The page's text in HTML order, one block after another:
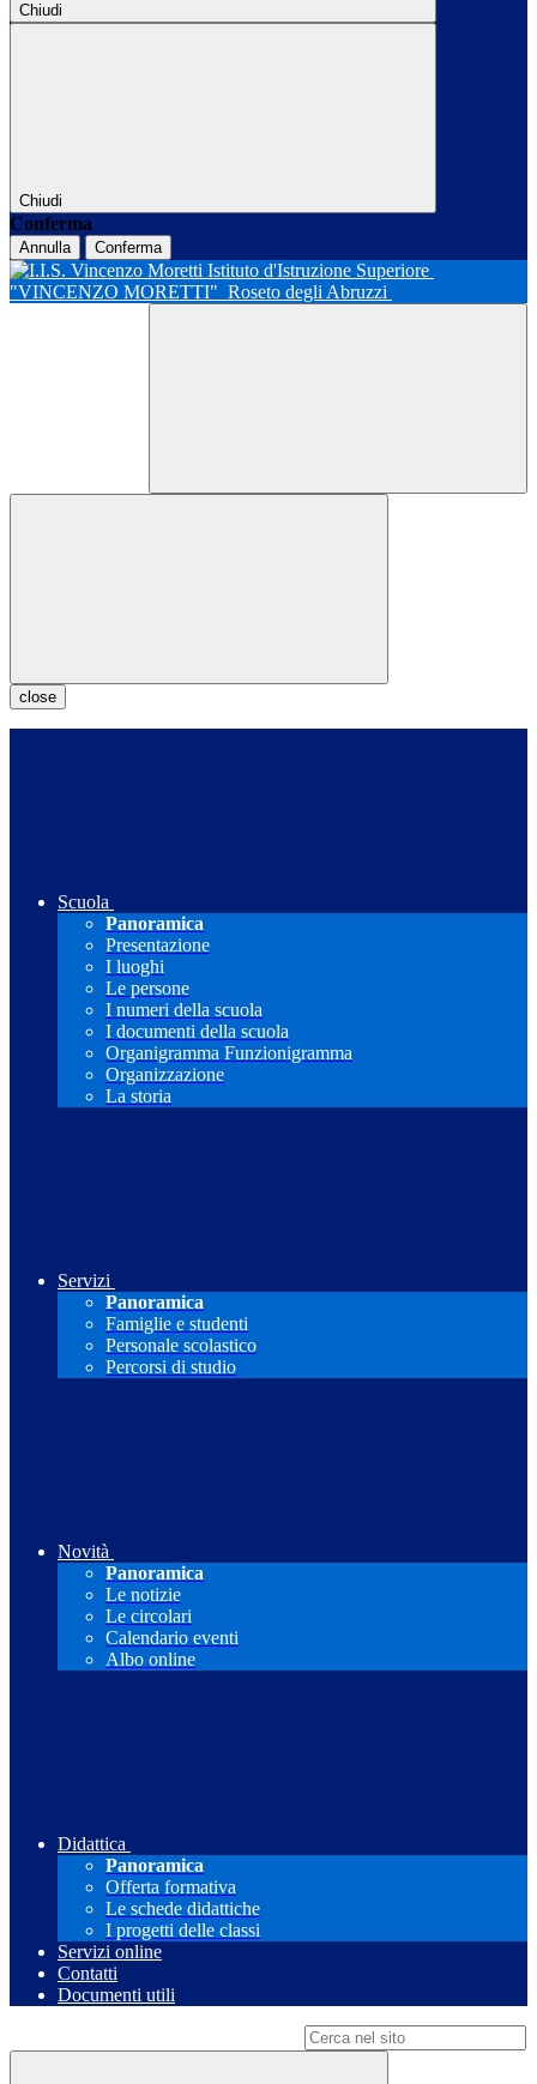
Chiudi
Chiudi
Conferma
Annulla Conferma
Istituto d'Istruzione Superiore
"VINCENZO MORETTI" Roseto degli Abruzzi
close
Scuola
Panoramica
Presentazione
I luoghi
Le persone
I numeri della scuola
I documenti della scuola
Organigramma Funzionigramma
Organizzazione
La storia
Servizi
Panoramica
Famiglie e studenti
Personale scolastico
Percorsi di studio
Novità
Panoramica
Le notizie
Le circolari
Calendario eventi
Albo online
Didattica
Panoramica
Offerta formativa
Le schede didattiche
I progetti delle classi
Servizi online
Contatti
Documenti utili